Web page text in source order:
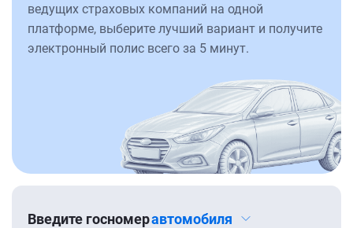
ведущих страховых компаний на одной
платформе, выберите лучший вариант и получите
электронный полис всего за 5 минут.
Введите госномеравтомобиля